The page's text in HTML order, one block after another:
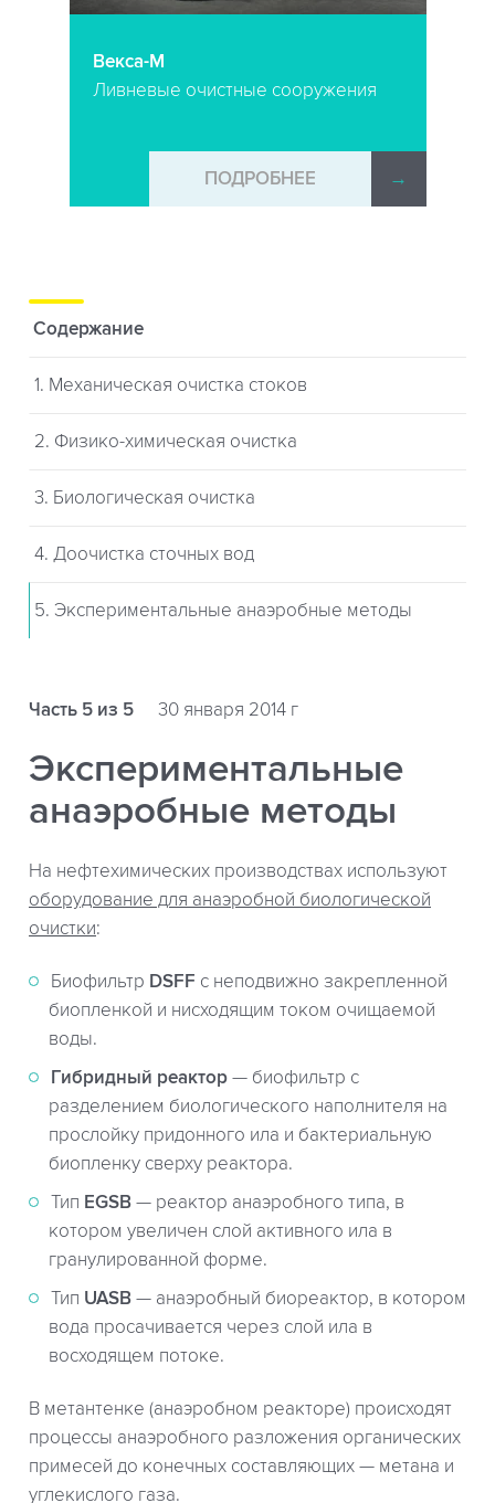
Векса-М
Ливневые очистные сооружения
ПОДРОБНЕЕ →
Содержание
1. Механическая очистка стоков
2. Физико-химическая очистка
3. Биологическая очистка
4. Доочистка сточных вод
5. Экспериментальные анаэробные методы
Часть 5 из 5 30 января 2014 г
Экспериментальные
анаэробные методы
На нефтехимических производствах используют
оборудование для анаэробной биологической
очистки:
Биофильтр DSFF с неподвижно закрепленной
биопленкой и нисходящим током очищаемой
воды.
Гибридный реактор — биофильтр с
разделением биологического наполнителя на
прослойку придонного ила и бактериальную
биопленку сверху реактора.
Тип EGSB — реактор анаэробного типа, в
котором увеличен слой активного ила в
гранулированной форме.
Тип UASB — анаэробный биореактор, в котором
вода просачивается через слой ила в
восходящем потоке.
В метантенке (анаэробном реакторе) происходят
процессы анаэробного разложения органических
примесей до конечных составляющих — метана и
углекислого газа.